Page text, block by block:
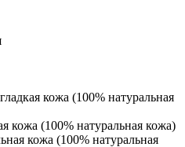
кожа (100% натуральная
кожа (100% натуральная кожа)
кожа (100% натуральная